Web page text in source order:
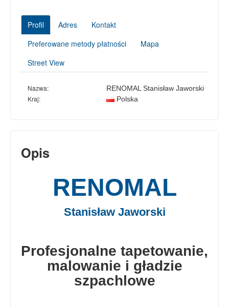
Profil Adres
Kontakt
Preferowane metody płatności
Mapa
Street View
Nazwa: RENOMAL Stanisław Jaworski
Kraj: Polska
Opis
RENOMAL
Stanisław Jaworski
Profesjonalne tapetowanie,
malowanie i gładzie
szpachlowe